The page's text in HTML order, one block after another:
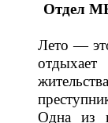
Отдел
Лето —
Одна из